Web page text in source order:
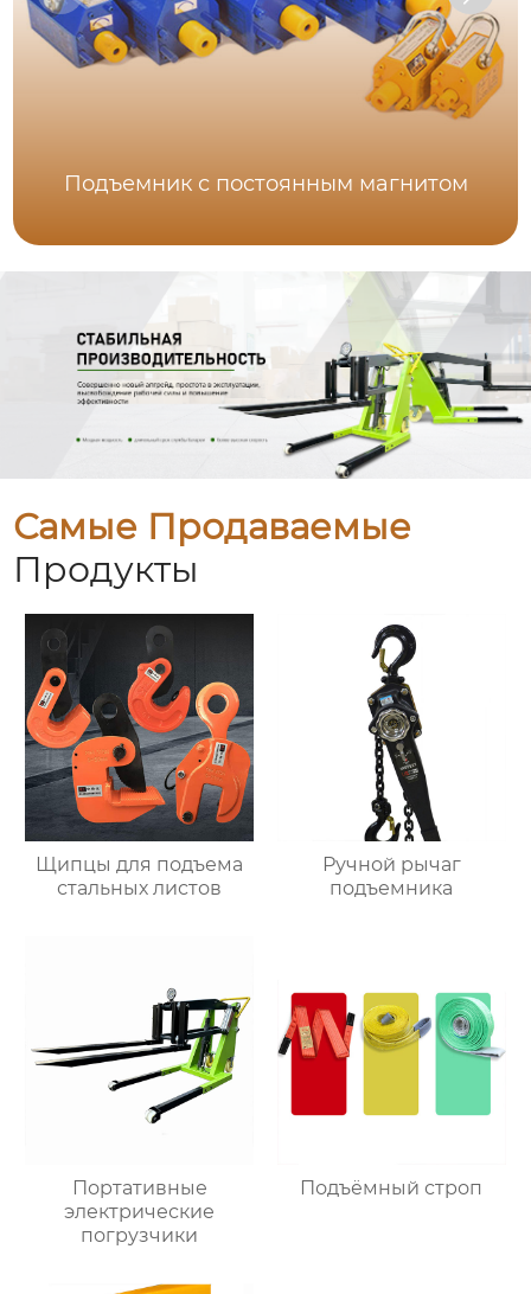
Подъемник с постоянным магнитом
Самые Продаваемые
Продукты
Щипцы для подъема
стальных листов
Ручной рычаг
подъемника
Портативные
электрические
погрузчики
Подъёмный строп